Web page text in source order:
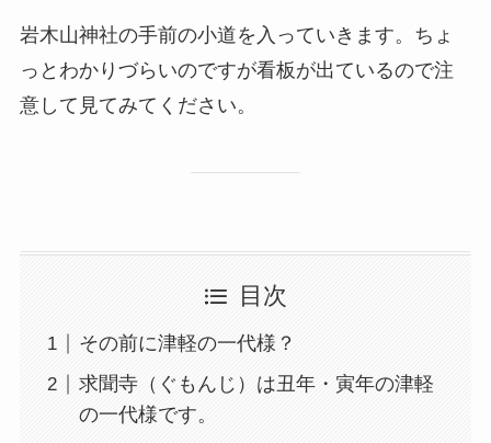
岩木山神社の手前の小道を入っていきます。ちょ
っとわかりづらいのですが看板が出ているので注
意して見てみてください。
目次
その前に津軽の一代様？
求聞寺（ぐもんじ）は丑年・寅年の津軽
の一代様です。